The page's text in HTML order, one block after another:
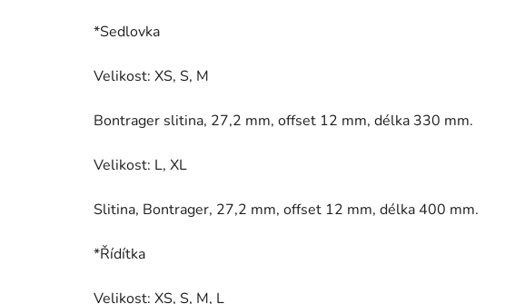
*Sedlovka
Velikost: XS, S, M
Bontrager slitina, 27,2 mm, offset 12 mm, délka 330 mm.
Velikost: L, XL
Slitina, Bontrager, 27,2 mm, offset 12 mm, délka 400 mm.
*Řídítka
Velikost: XS, S, M, L